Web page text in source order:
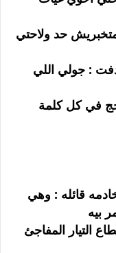
حد ولاحتي
: جولي اللي
حج في كل كلمة
قائله : وهي
بيه
التيار المفاجئ